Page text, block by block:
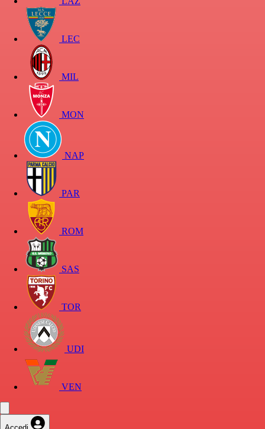
LEC
MIL
MON
NAP
PAR
ROM
SAS
TOR
UDI
VEN